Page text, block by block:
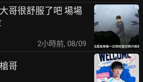
哥很舒服了吧 場場
2小時前, 08/09
哥